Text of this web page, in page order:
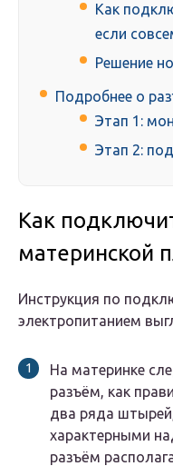
Как
если
Решение
Подробнее о
Этап 1:
Этап 2:
Как
материнской
Инструкция по
электропитанием
На материнке
разъём, как
два ряда
характерными
разъём